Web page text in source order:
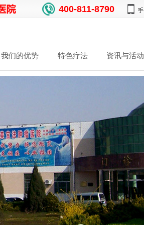
400-811-8790
我们的优势 特色疗法 资讯与活动